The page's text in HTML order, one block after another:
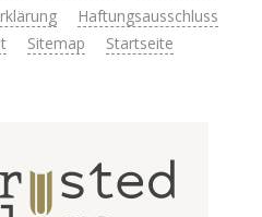
Haftungsausschluss
Sitemap Startseite